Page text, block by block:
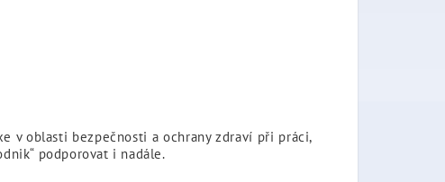
v oblasti bezpečnosti a ochrany zdraví při práci,
podporovat i nadále.